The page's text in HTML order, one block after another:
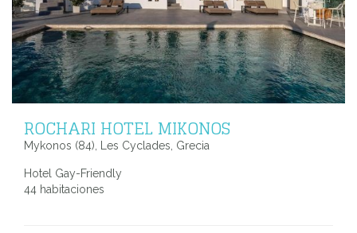
ROCHARI HOTEL MIKONOS
Mykonos (84), Les Cyclades, Grecia
Hotel Gay-Friendly
44 habitaciones